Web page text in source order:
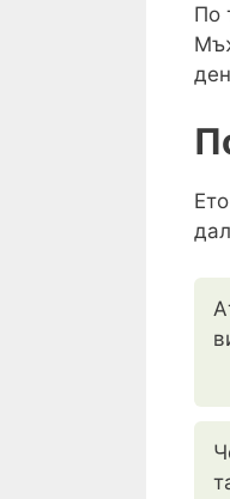
По